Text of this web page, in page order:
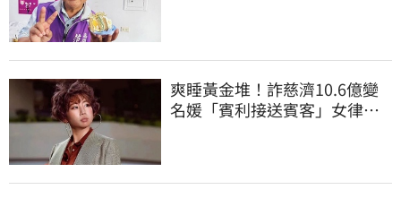
爽睡黃金堆！詐慈濟10.6億變
名媛「賓利接送賓客」女律師